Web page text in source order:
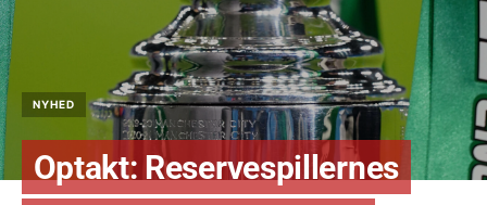
NYHED
Optakt: Reservespillernes